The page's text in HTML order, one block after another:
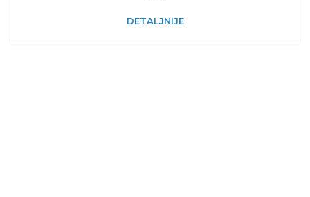
DETALJNIJE